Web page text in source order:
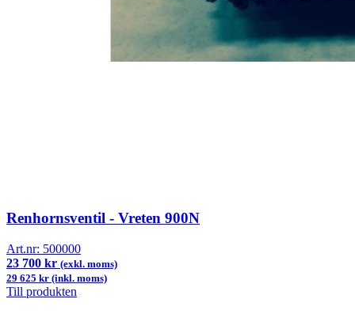
Renhornsventil - Vreten 900N
Art.nr: 500000
23 700 kr (exkl. moms)
29 625 kr (inkl. moms)
Till produkten